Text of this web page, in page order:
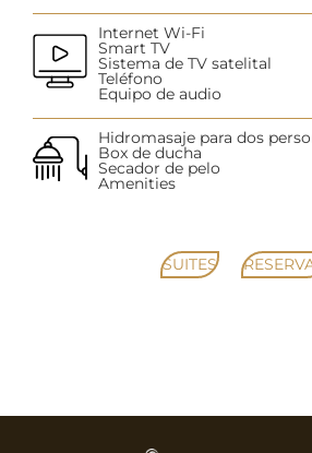
Internet Wi-Fi
Smart TV
Sistema de TV satelital
Teléfono
Equipo de audio
Hidromasaje para dos
Box de ducha
Secador de pelo
Amenities
SUITES